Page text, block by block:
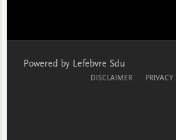
Powered by Lefebvre Sdu
DISCLAIMER